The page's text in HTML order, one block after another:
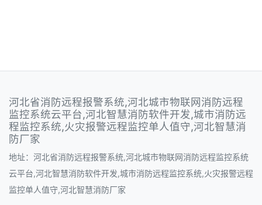
河北省消防远程报警系统,河北城市物联网消防远程
监控系统云平台,河北智慧消防软件开发,城市消防远
程监控系统,火灾报警远程监控单人值守,河北智慧消
防厂家
地址：河北省消防远程报警系统,河北城市物联网消防远程监控系统
云平台,河北智慧消防软件开发,城市消防远程监控系统,火灾报警远程
监控单人值守,河北智慧消防厂家